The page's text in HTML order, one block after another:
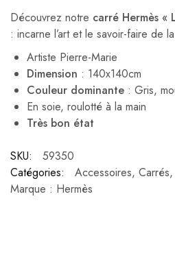
Découvrez notre carré Hermès «
: incarne l’art et le savoir-faire de
Artiste Pierre-Marie
Dimension : 140x140cm
Couleur dominante : Gris,
En soie, roulotté à la main
Très bon état
SKU:
59350
Catégories:
Accessoires, Carrés,
Marque : Hermès